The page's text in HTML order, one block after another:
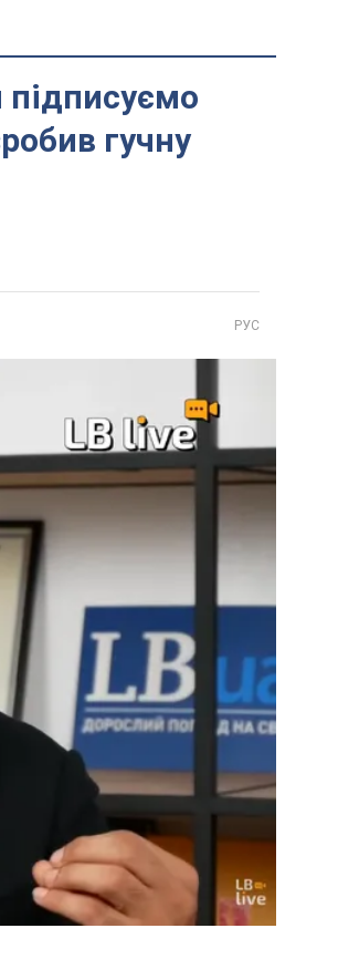
підписуємо
гучну
РУС